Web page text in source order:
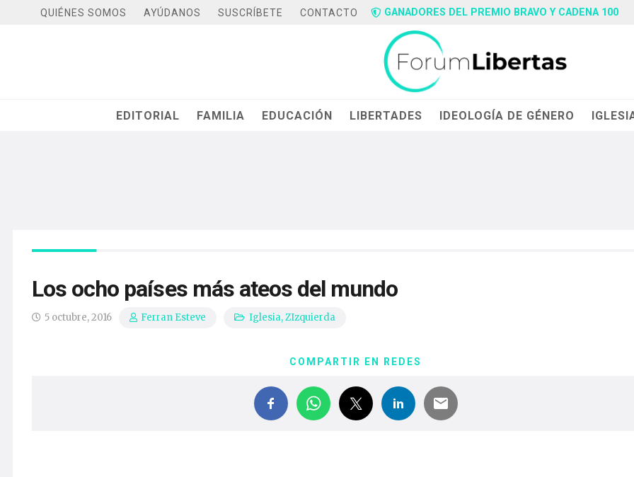
QUIÉNES SOMOS AYÚDANOS SUSCRÍBETE CONTACTO GANADORES DEL PREMIO BRAVO Y CADENA 100
EDITORIAL FAMILIA EDUCACIÓN LIBERTADES IDEOLOGÍA DE GÉNERO
Los ocho países más ateos del mundo
5 octubre, 2016 Ferran Esteve Iglesia,ZIzquierda
COMPARTIR EN REDES